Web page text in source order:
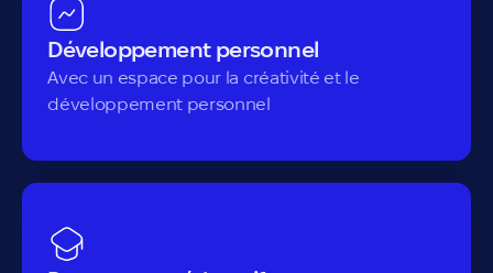
Développement personnel
Avec un espace pour la créativité et le
développement personnel